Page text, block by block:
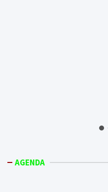
AGENDA